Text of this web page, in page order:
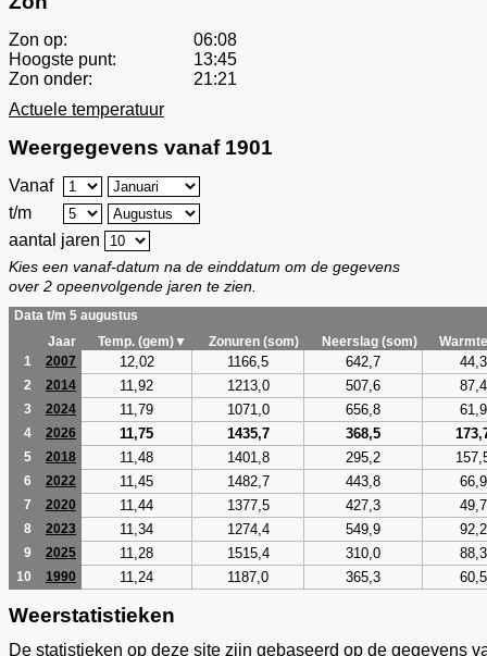
Zon op:
06:08
Hoogste punt:
13:45
Zon onder:
21:21
Actuele temperatuur
Weergegevens vanaf 1901
Vanaf
t/m
aantal jaren
Kies een vanaf-datum na de einddatum om de gegevens
over 2 opeenvolgende jaren te zien.
Data t/m 5 augustus
Jaar
Temp. (gem)▼ Zonuren (som) Neerslag (som)
1
2007 12,02 1166,5 642,7 44,3
2 2014 11,92 1213,0 507,6 87,4
3 2024 11,79 1071,0 656,8 61,9
4 2026 11,75 1435,7 368,5
5 2018 11,48 1401,8 295,2
6 2022 11,45 1482,7 443,8 66,9
7 2020 11,44 1377,5 427,3 49,7
8 2023 11,34 1274,4 549,9 92,2
9 2025 11,28 1515,4 310,0 88,3
10 1990 11,24 1187,0 365,3 60,5
Weerstatistieken
De statistieken op deze site zijn gebaseerd op de gegevens